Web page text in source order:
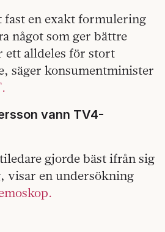
fast en exakt formulering
något som ger bättre
ett alldeles för stort
säger konsumentminister
vann TV4-
gjorde bäst ifrån sig
visar en undersökning